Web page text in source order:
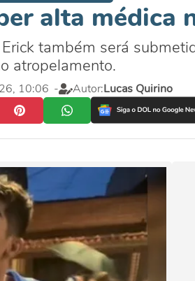
alta médica
também será
atropelamento.
10:06 - Autor:Lucas Quirino